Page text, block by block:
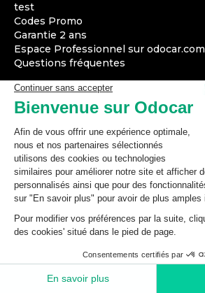
test
Codes Promo
Garantie 2 ans
Espace Professionnel sur odocar.com
Questions fréquentes
Modes de livraison
Modes de paiement